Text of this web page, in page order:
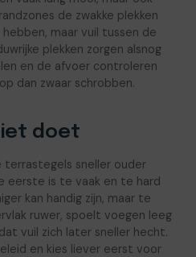
de zwakke plekken
maar vuil tussen de
plekken zorgen alsnog
en de afvoer controleren
dan zwaar schrobben.
doet
terrastegels sneller ouder
eerste is te vaak en te hard
kan handig zijn, maar te
ruwer, spoelt voegen leeg
vuil zich later sneller hecht.
en kies liever eerst voor